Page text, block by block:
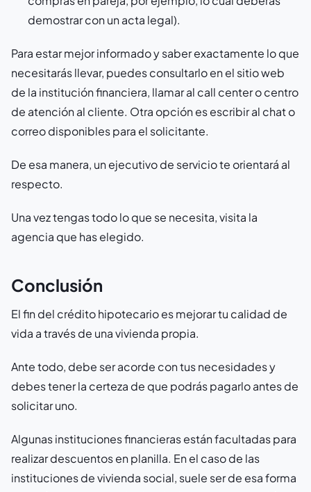
demostrar con un acta legal).
Para estar mejor informado y saber exactamente lo que
necesitarás llevar, puedes consultarlo en el sitio web
de la institución financiera, llamar al call centero centro
de atención al cliente. Otra opción es escribir al chat o
correo disponibles para el solicitante.
De esa manera, un ejecutivo de servicio te orientará al
respecto.
Una vez tengas todo lo que se necesita, visita la
agencia que has elegido.
Conclusión
El fin del crédito hipotecario es mejorar tu calidad de
vida a través de una vivienda propia.
Ante todo, debe ser acorde con tus necesidades y
debes tener la certeza de que podrás pagarlo antes de
solicitar uno.
Algunas instituciones financieras están facultadas para
realizar descuentos en planilla. En el caso de las
instituciones de vivienda social, suele ser de esa forma